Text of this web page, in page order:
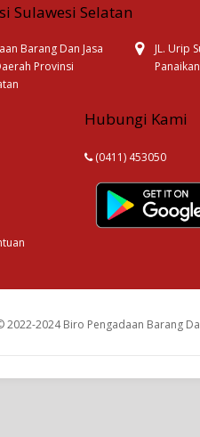
Sulawesi Selatan
Barang Dan Jasa
Provinsi
JL. Urip
Hubungi Kami
(0411) 453050
2022-2024 Biro Pengadaan Barang